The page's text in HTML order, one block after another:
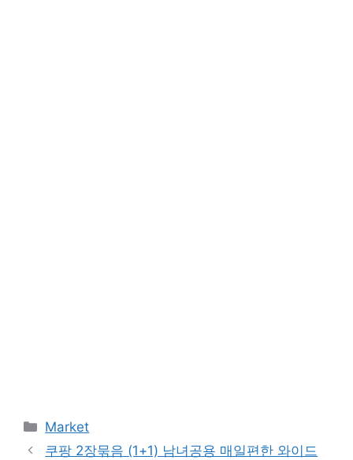
Categories
Market
쿠팡 2장묶음 (1+1) 남녀공용 매일편한 와이드